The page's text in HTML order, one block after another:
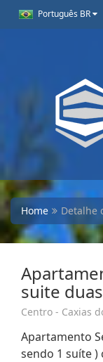
Português BR
Home Detalhe
suite
Centro - Caxias
Apartamento
sendo 1 suíte )